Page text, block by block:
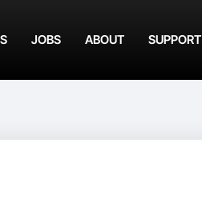
JOBS ABOUT SUPPORT